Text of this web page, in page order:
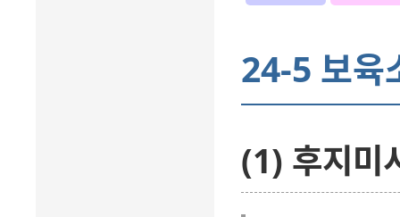
24-5 보육
(1) 후지미